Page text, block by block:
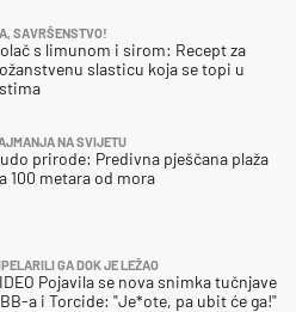
GA DOK JE LEŽAO
Pojavila se nova snimka tučnjave
a i Torcide: "Je*ote, pa ubit će ga!"
SAVRŠENSTVO!
s limunom i sirom: Recept za
slasticu koja se topi u
NA SVIJETU
prirode: Predivna pješčana plaža
100 metara od mora